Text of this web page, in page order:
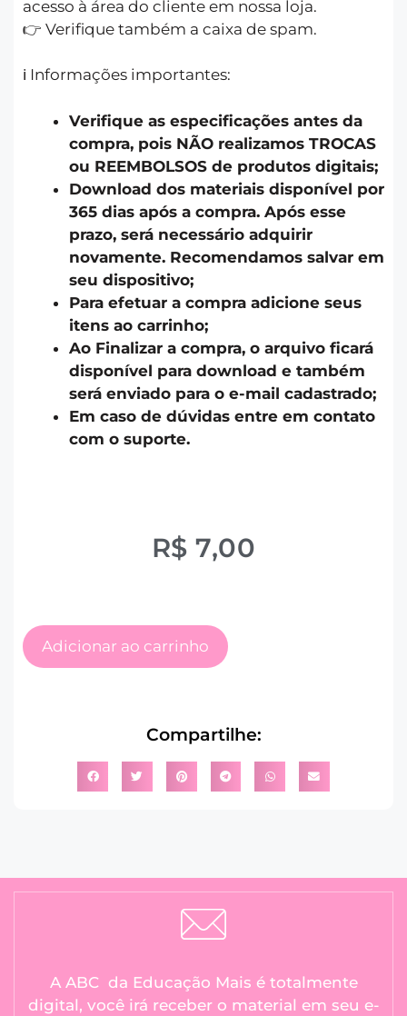
acesso à área do cliente em nossa loja.
👉 Verifique também a caixa de spam.
ℹ️ Informações importantes:
Verifique as especificações antes da
compra, pois NÃO realizamos TROCAS
ou REEMBOLSOS de produtos digitais;
Download dos materiais disponível por
365 dias após a compra. Após esse
prazo, será necessário adquirir
novamente. Recomendamos salvar em
seu dispositivo;
Para efetuar a compra adicione seus
itens ao carrinho;
Ao Finalizar a compra, o arquivo ficará
disponível para download e também
será enviado para o e-mail cadastrado;
Em caso de dúvidas entre em contato
com o suporte.
R$ 7,00
Adicionar ao carrinho
Compartilhe:
A ABC da Educação Mais é totalmente
digital, você irá receber o material em seu e-